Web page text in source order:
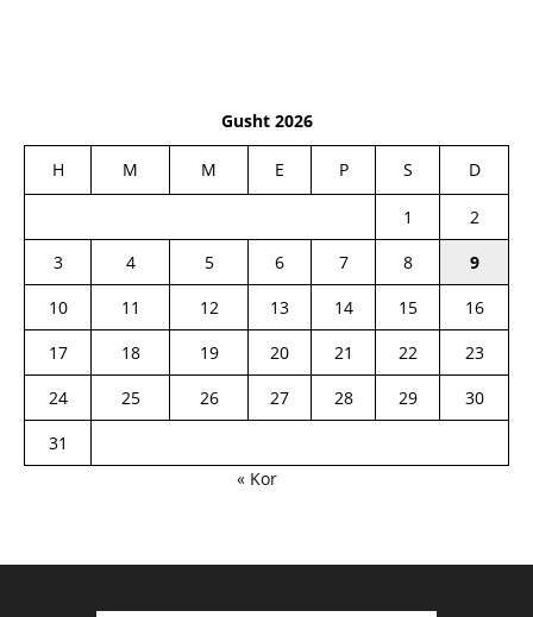
Gusht 2026
H M M E P S D
1
2
3
4 5 6 7 8
9
10
11 12 13 14 15
16
17
18 19 20 21 22
23
24
25 26 27 28 29
30
31
« Kor